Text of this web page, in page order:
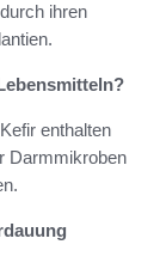
ihren
enthalten
Darmmikroben